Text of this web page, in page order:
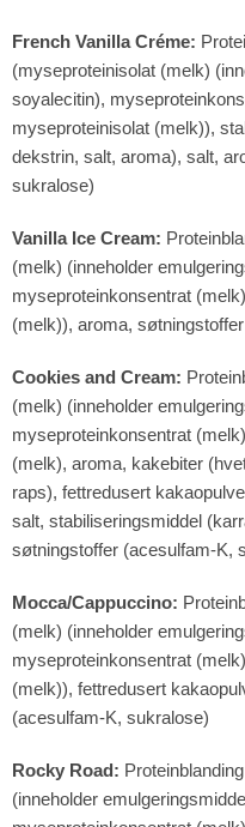
French Vanilla Créme:
(myseproteinisolat (melk)
soyalecitin),
myseproteinisolat (melk)),
dekstrin, salt, aroma), salt,
sukralose)
Vanilla Ice Cream:
(melk) (inneholder
myseproteinkonsentrat
(melk)), aroma,
Cookies and Cream:
(melk) (inneholder
myseproteinkonsentrat
(melk), aroma, kakebiter
raps), fettredusert
salt, stabiliseringsmiddel
søtningstoffer (acesulfam-K,
Mocca/Cappuccino:
(melk) (inneholder
myseproteinkonsentrat
(melk)), fettredusert
(acesulfam-K, sukralose)
Rocky Road:
(inneholder